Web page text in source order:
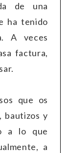
de una
ha tenido
A veces
factura,
que os
bautizos y
a lo que
a